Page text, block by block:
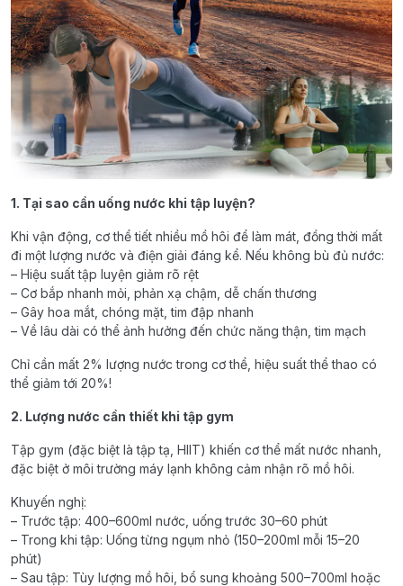
1. Tại sao cần uống nước khi tập luyện?
Khi vận động, cơ thể tiết nhiều mồ hôi để làm mát, đồng thời mất
đi một lượng nước và điện giải đáng kể. Nếu không bù đủ nước:
– Hiệu suất tập luyện giảm rõ rệt
– Cơ bắp nhanh mỏi, phản xạ chậm, dễ chấn thương
– Gây hoa mắt, chóng mặt, tim đập nhanh
– Về lâu dài có thể ảnh hưởng đến chức năng thận, tim mạch
Chỉ cần mất 2% lượng nước trong cơ thể, hiệu suất thể thao có
thể giảm tới 20%!
2. Lượng nước cần thiết khi tập gym
Tập gym (đặc biệt là tập tạ, HIIT) khiến cơ thể mất nước nhanh,
đặc biệt ở môi trường máy lạnh không cảm nhận rõ mồ hôi.
Khuyến nghị:
– Trước tập: 400–600ml nước, uống trước 30–60 phút
– Trong khi tập: Uống từng ngụm nhỏ (150–200ml mỗi 15–20
phút)
– Sau tập: Tùy lượng mồ hôi, bổ sung khoảng 500–700ml hoặc